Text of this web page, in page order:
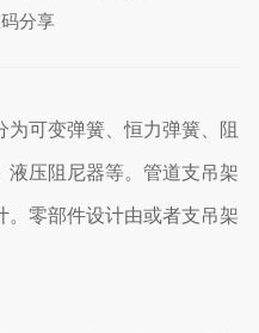
分享
可变弹簧、恒力弹簧、阻
液压阻尼器等。管道支吊架
。零部件设计由或者支吊架